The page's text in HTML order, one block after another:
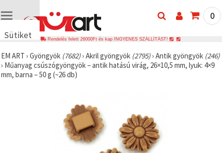
Sütiket
🍪 Cookie-
kat és
hasonló
0
Rendelés felett 26000Ft és kap INGYENES SZÁLLÍTÁST!
EM ART › Gyöngyök (7682)› Akril gyöngyök (2795)› Antik gyöngyök (246)
› Műanyag csúszógyöngyök – antik hatású virág, 26×10,5 mm, lyuk: 4×9
mm, barna – 50 g (~26 db)